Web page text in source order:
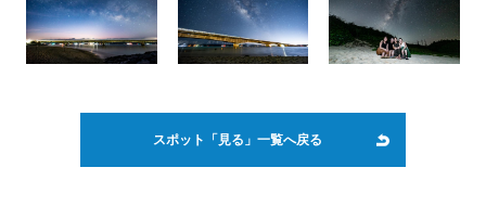
スポット「見る」一覧へ戻る